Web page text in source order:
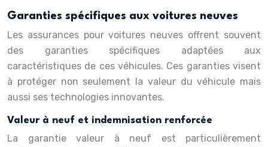
Garanties spécifiques aux voitures neuves
Les assurances pour voitures neuves offrent souvent
des garanties spécifiques adaptées aux
caractéristiques de ces véhicules. Ces garanties visent
à protéger non seulement la valeur du véhicule mais
aussi ses technologies innovantes.
Valeur à neuf et indemnisation renforcée
La garantie valeur à neuf est particulièrement